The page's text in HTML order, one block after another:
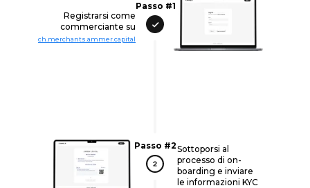
Sottoporsi al
processo di on-
boarding e inviare
le informazioni KYC
Passo #2
Registrarsi come
commerciante su
ch.merchants.ammer.capital
Passo #1